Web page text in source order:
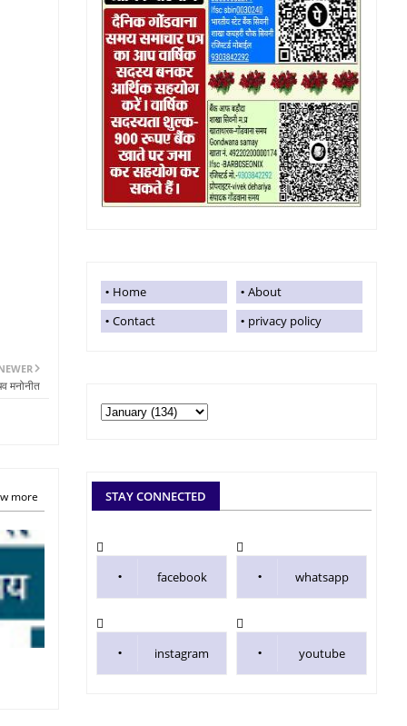
मनोनीत
more
Home
About
Contact
privacy policy
STAY CONNECTED
facebook whatsapp
instagram youtube